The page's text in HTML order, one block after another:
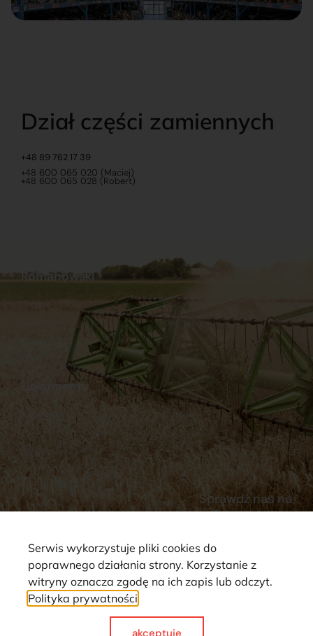
Dział części zamiennych
+48 89 762 17 39
+48 600 065 020 (Maciej)
+48 600 065 028 (Robert)
Dokumenty
Regulamin
Polityka prywatności
Reklamacje i zwroty
Dostawy
Płatności
Romanowski
Sklep internetowy
Praca
Ubezpieczenia
Sprawdź nas na
Strona wykorzystuje pliki cookie. Wszystkie prawa zastrzeżone ©
Serwis wykorzystuje pliki cookies do
poprawnego działania strony. Korzystanie z
witryny oznacza zgodę na ich zapis lub odczyt.
Polityka prywatności
akceptuje